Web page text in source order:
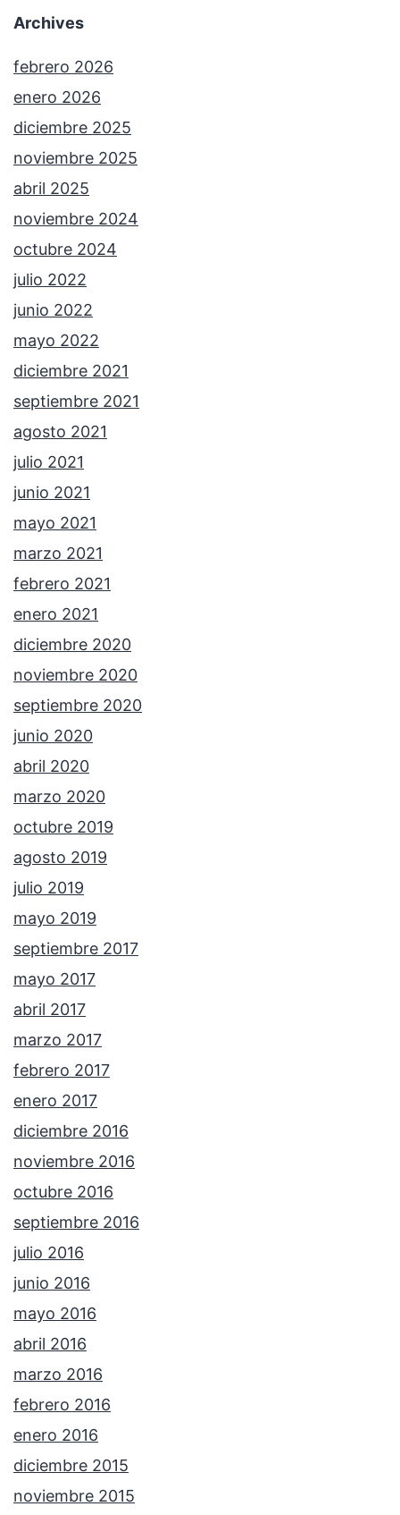
Archives
febrero 2026
enero 2026
diciembre 2025
noviembre 2025
abril 2025
noviembre 2024
octubre 2024
julio 2022
junio 2022
mayo 2022
diciembre 2021
septiembre 2021
agosto 2021
julio 2021
junio 2021
mayo 2021
marzo 2021
febrero 2021
enero 2021
diciembre 2020
noviembre 2020
septiembre 2020
junio 2020
abril 2020
marzo 2020
octubre 2019
agosto 2019
julio 2019
mayo 2019
septiembre 2017
mayo 2017
abril 2017
marzo 2017
febrero 2017
enero 2017
diciembre 2016
noviembre 2016
octubre 2016
septiembre 2016
julio 2016
junio 2016
mayo 2016
abril 2016
marzo 2016
febrero 2016
enero 2016
diciembre 2015
noviembre 2015